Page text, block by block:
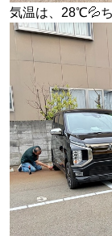
気温は、28℃💦